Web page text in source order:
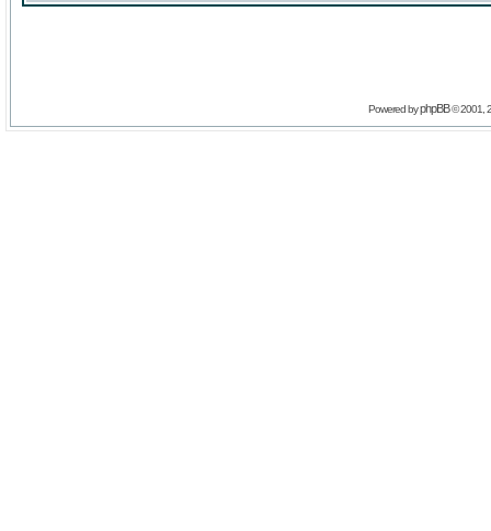
Powered byphpBB© 2001,